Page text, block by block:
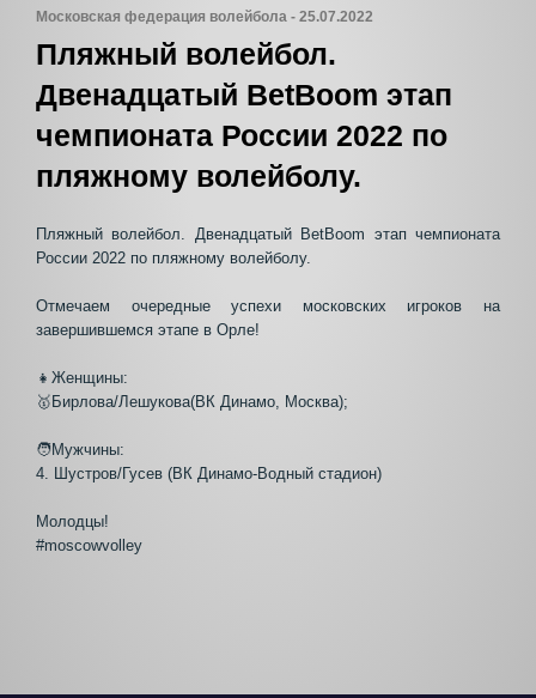
Московская федерация волейбола - 25.07.2022
Пляжный волейбол.
Двенадцатый BetBoom этап
чемпионата России 2022 по
пляжному волейболу.
Пляжный волейбол. Двенадцатый BetBoom этап чемпионата
России 2022 по пляжному волейболу.
Отмечаем очередные успехи московских игроков на
завершившемся этапе в Орле!
👧Женщины:
🥇Бирлова/Лешукова(ВК Динамо, Москва);
🧑Мужчины:
4. Шустров/Гусев (ВК Динамо-Водный стадион)
Молодцы!
#moscowvolley